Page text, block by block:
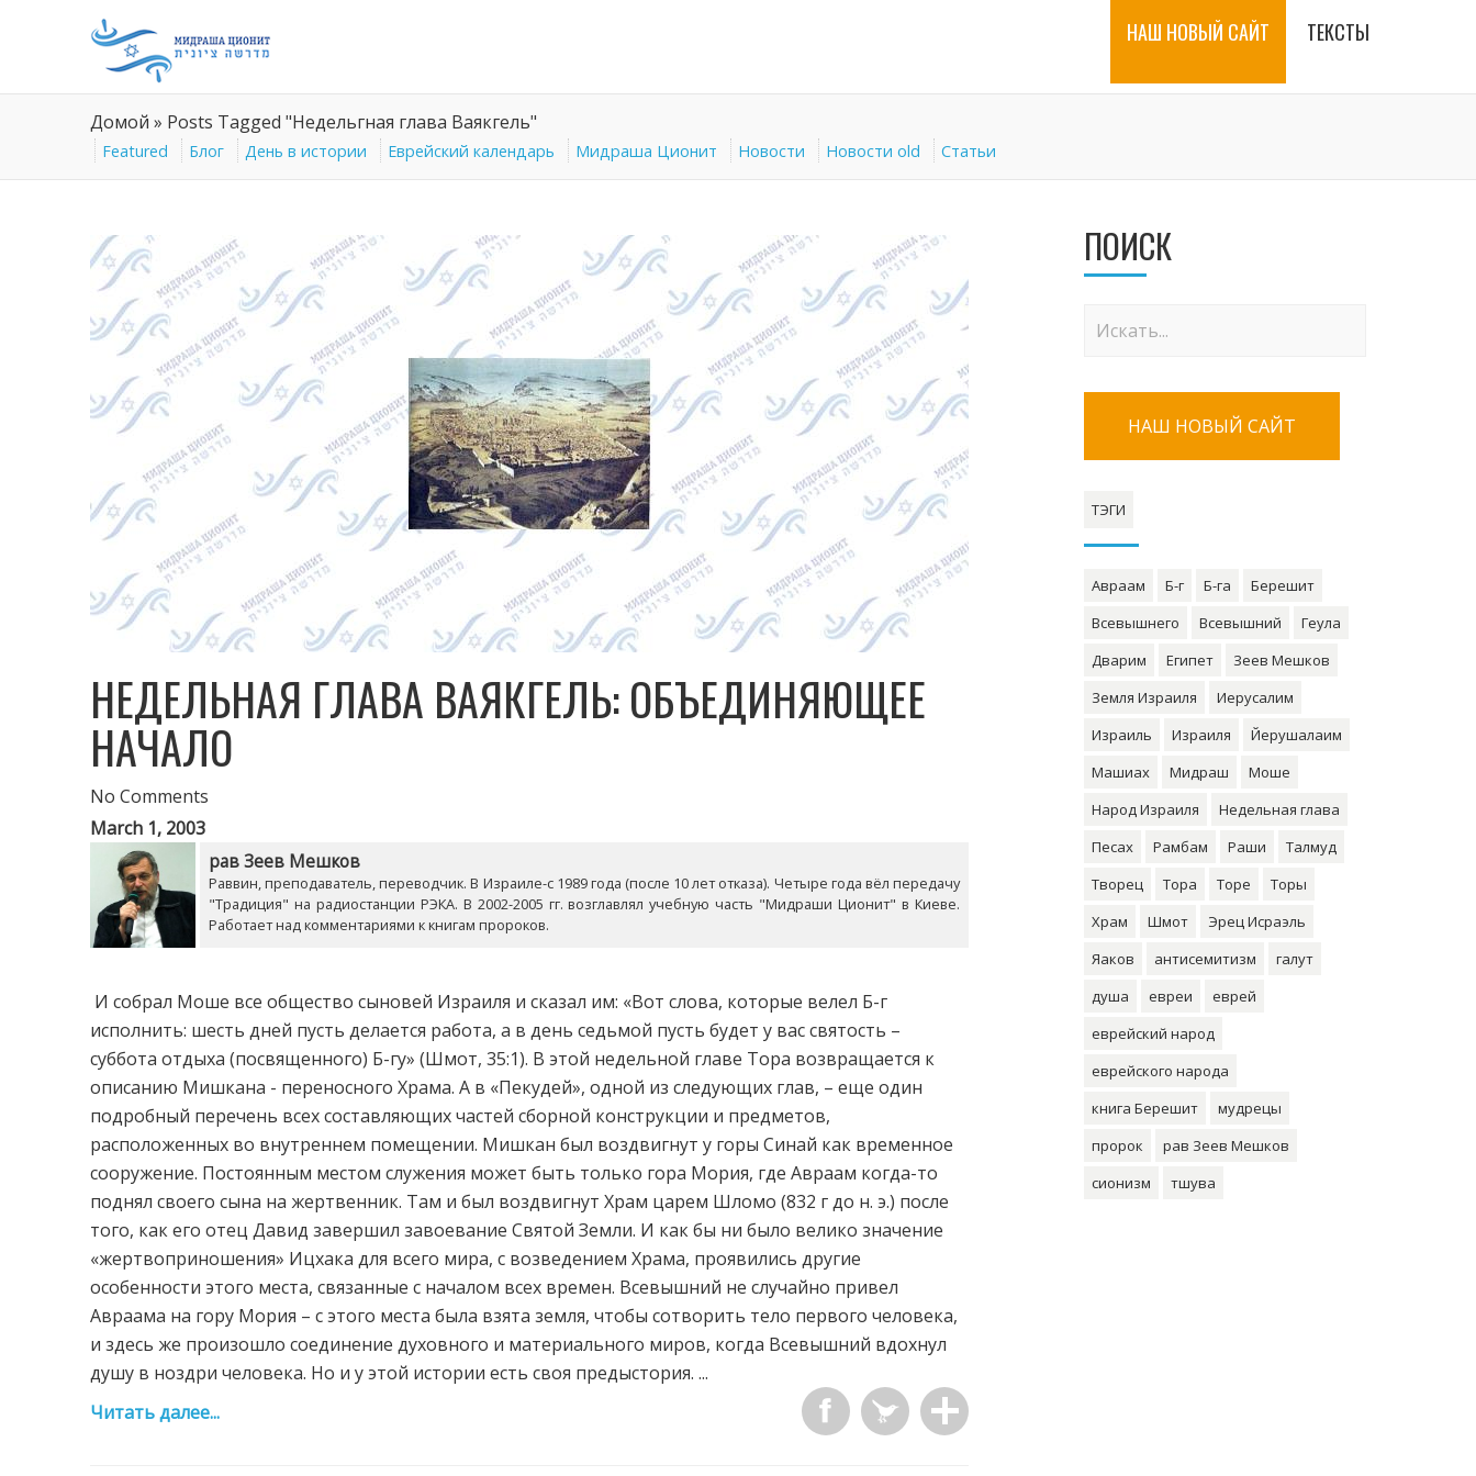
НАШ НОВЫЙ САЙТ ТЕКСТЫ
Домой » Posts Tagged "Недельгная глава Ваякгель"
Featured Блог День в истории Еврейский календарь Мидраша Ционит Новости Новости old Статьи
НЕДЕЛЬНАЯ ГЛАВА ВАЯКГЕЛЬ: ОБЪЕДИНЯЮЩЕЕ
НАЧАЛО
No Comments
March 1, 2003
рав Зеев Мешков
Раввин, преподаватель, переводчик. В Израиле-с 1989 года (после 10 лет отказа). Четыре года вёл передачу
"Традиция" на радиостанции РЭКА. В 2002-2005 гг. возглавлял учебную часть "Мидраши Ционит" в Киеве.
Работает над комментариями к книгам пророков.
И собрал Моше все общество сыновей Израиля и сказал им: «Вот слова, которые велел Б-г
исполнить: шесть дней пусть делается работа, а в день седьмой пусть будет у вас святость –
суббота отдыха (посвященного) Б-гу» (Шмот, 35:1). В этой недельной главе Тора возвращается к
описанию Мишкана - переносного Храма. А в «Пекудей», одной из следующих глав, – еще один
подробный перечень всех составляющих частей сборной конструкции и предметов,
расположенных во внутреннем помещении. Мишкан был воздвигнут у горы Синай как временное
сооружение. Постоянным местом служения может быть только гора Мория, где Авраам когда-то
поднял своего сына на жертвенник. Там и был воздвигнут Храм царем Шломо (832 г до н. э.) после
того, как его отец Давид завершил завоевание Святой Земли. И как бы ни было велико значение
«жертвоприношения» Ицхака для всего мира, с возведением Храма, проявились другие
особенности этого места, связанные с началом всех времен. Всевышний не случайно привел
Авраама на гору Мория – с этого места была взята земля, чтобы сотворить тело первого человека,
и здесь же произошло соединение духовного и материального миров, когда Всевышний вдохнул
душу в ноздри человека. Но и у этой истории есть своя предыстория. ...
Читать далее...
ПОИСК
НАШ НОВЫЙ САЙТ
ТЭГИ
Авраам Б-г Б-га
Берешит
Всевышнего
Всевышний
Геула
Дварим
Египет
Зеев Мешков
Земля Израиля
Иерусалим
Израиль
Израиля
Йерушалаим
Машиах
Мидраш
Моше
Народ Израиля
Недельная глава
Песах
Рамбам Раши
Талмуд
Творец
Тора Торе
Торы
Храм
Шмот
Эрец Исраэль
Яаков
антисемитизм
галут
душа
евреи
еврей
еврейский народ
еврейского народа
книга Берешит
мудрецы
пророк
рав Зеев Мешков
сионизм
тшува